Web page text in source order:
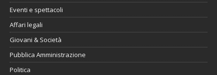
Eventi e spettacoli
Affari legali
Giovani & Società
Pubblica Amministrazione
Politica